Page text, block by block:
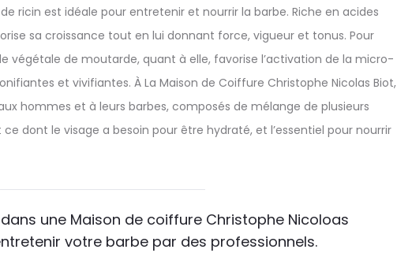
ricin est idéale pour entretenir et nourrir la barbe. Riche en acides
sa croissance tout en lui donnant force, vigueur et tonus. Pour
végétale de moutarde, quant à elle, favorise l’activation de la micro-
et vivifiantes. À La Maison de Coiffure Christophe Nicolas Biot,
hommes et à leurs barbes, composés de mélange de plusieurs
dont le visage a besoin pour être hydraté, et l’essentiel pour nourrir
une Maison de coiffure Christophe Nicoloas
votre barbe par des professionnels.